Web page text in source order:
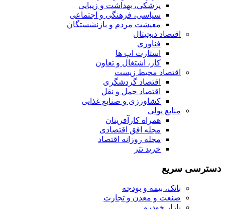
پزشکی، بهداشت و زیبایی
سیاسی، فرهنگی و اجتماعی
معیشت مردم و بازنشستگان
اقتصاد دیجیتال
فناوری
استارت اپ ها
کار، اشتغال و تعاون
اقتصاد محیط زیست
اقتصاد گردشگری
اقتصاد حمل و نقل
کشاورزی و صنایع غذایی
منابع پولی
همراه کارآفرینان
مجله افق اقتصادی
مجله روزانه اقتصاد
خرید تتر
دسترسی سریع
بانک، بیمه و بودجه
صنعت و معدن و تجارت